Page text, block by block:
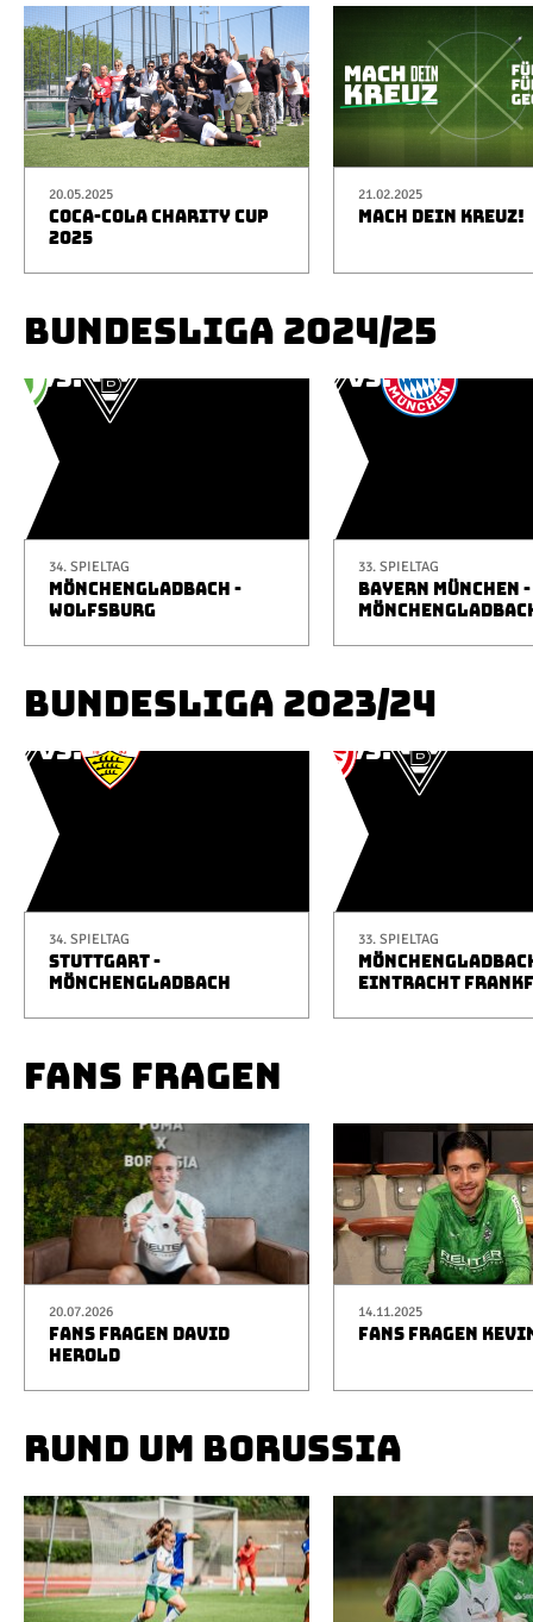
20.05.2025
COCA-COLA CHARITY CUP
2025
21.02.2025
MACH DEIN KREUZ!
BUNDESLIGA 2024/25
34. SPIELTAG
MÖNCHENGLADBACH -
WOLFSBURG
33. SPIELTAG
BAYERN MÜNCHEN -
BUNDESLIGA 2023/24
34. SPIELTAG
STUTTGART -
MÖNCHENGLADBACH
33. SPIELTAG
EINTRACHT
FANS FRAGEN
20.07.2026
FANS FRAGEN DAVID
HEROLD
14.11.2025
FANS FRAGEN
RUND UM BORUSSIA